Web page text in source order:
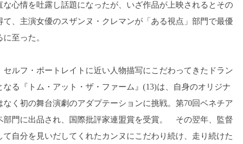
な心情を吐露し話題になったが、いざ作品が上映されるとその
て、主演女優のスザンヌ・クレマンが「ある視点」部門で最優
至った。
セルフ・ポートレイトに近い人物描写にこだわってきたドラン
なる『トム・アット・ザ・ファーム』(13)は、自身のオリジナ
なく初の舞台演劇のアダプテーションに挑戦。第70回ベネチア
部門に出品され、国際批評家連盟賞を受賞。 その翌年、監督
て自分を見いだしてくれたカンヌにこだわり続け、走り続けた